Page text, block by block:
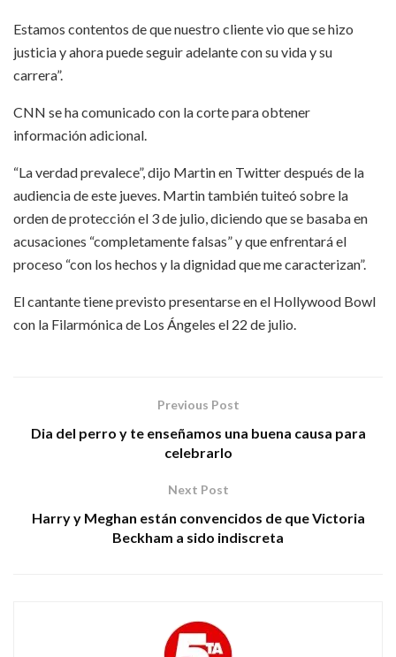
Estamos contentos de que nuestro cliente vio que se hizo
justicia y ahora puede seguir adelante con su vida y su
carrera”.
CNN se ha comunicado con la corte para obtener
información adicional.
“La verdad prevalece”, dijo Martin en Twitter después de la
audiencia de este jueves. Martin también tuiteó sobre la
orden de protección el 3 de julio, diciendo que se basaba en
acusaciones “completamente falsas” y que enfrentará el
proceso “con los hechos y la dignidad que me caracterizan”.
El cantante tiene previsto presentarse en el Hollywood Bowl
con la Filarmónica de Los Ángeles el 22 de julio.
Previous Post
Dia del perro y te enseñamos una buena causa para
celebrarlo
Next Post
Harry y Meghan están convencidos de que Victoria
Beckham a sido indiscreta